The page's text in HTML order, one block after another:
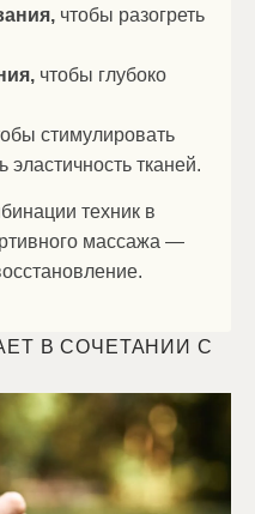
чтобы разогреть
чтобы глубоко
стимулировать
эластичность тканей.
техник в
массажа —
В СОЧЕТАНИИ С